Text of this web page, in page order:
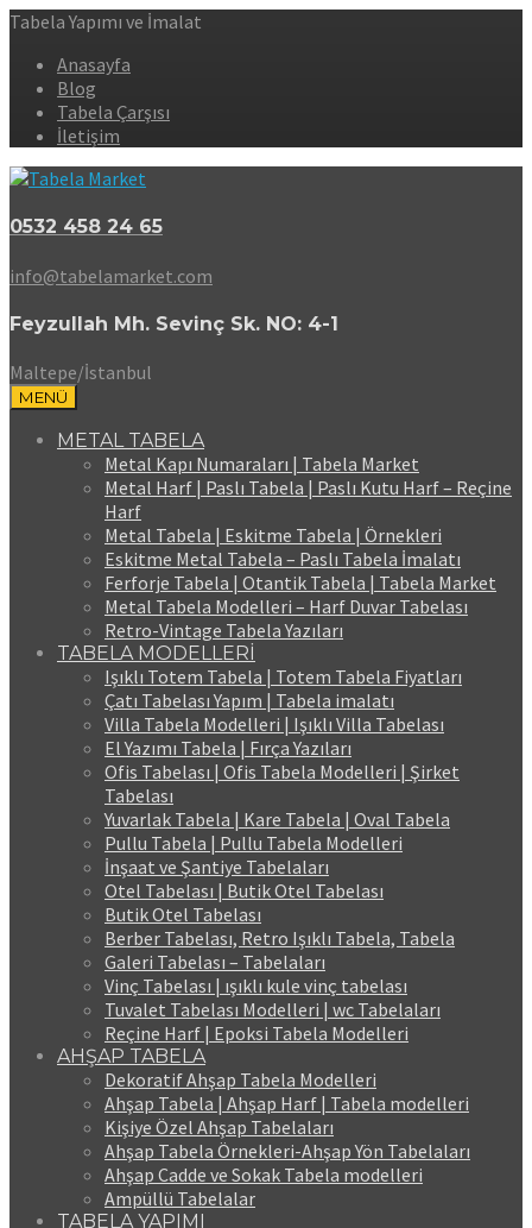
Tabela Yapımı ve İmalat
Anasayfa
Blog
Tabela Çarşısı
İletişim
0532 458 24 65
info@tabelamarket.com
Feyzullah Mh. Sevinç Sk. NO: 4-1
Maltepe/İstanbul
MENÜ
METAL TABELA
Metal Kapı Numaraları | Tabela Market
Metal Harf | Paslı Tabela | Paslı Kutu Harf – Reçine
Harf
Metal Tabela | Eskitme Tabela | Örnekleri
Eskitme Metal Tabela – Paslı Tabela İmalatı
Ferforje Tabela | Otantik Tabela | Tabela Market
Metal Tabela Modelleri – Harf Duvar Tabelası
Retro-Vintage Tabela Yazıları
TABELA MODELLERİ
Işıklı Totem Tabela | Totem Tabela Fiyatları
Çatı Tabelası Yapım | Tabela imalatı
Villa Tabela Modelleri | Işıklı Villa Tabelası
El Yazımı Tabela | Fırça Yazıları
Ofis Tabelası | Ofis Tabela Modelleri | Şirket
Tabelası
Yuvarlak Tabela | Kare Tabela | Oval Tabela
Pullu Tabela | Pullu Tabela Modelleri
İnşaat ve Şantiye Tabelaları
Otel Tabelası | Butik Otel Tabelası
Butik Otel Tabelası
Berber Tabelası, Retro Işıklı Tabela, Tabela
Galeri Tabelası – Tabelaları
Vinç Tabelası | ışıklı kule vinç tabelası
Tuvalet Tabelası Modelleri | wc Tabelaları
Reçine Harf | Epoksi Tabela Modelleri
AHŞAP TABELA
Dekoratif Ahşap Tabela Modelleri
Ahşap Tabela | Ahşap Harf | Tabela modelleri
Kişiye Özel Ahşap Tabelaları
Ahşap Tabela Örnekleri-Ahşap Yön Tabelaları
Ahşap Cadde ve Sokak Tabela modelleri
Ampüllü Tabelalar
TABELA YAPIMI